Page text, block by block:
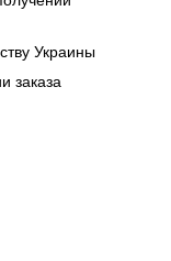
Украины
заказа